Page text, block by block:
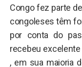
Congo fez parte
congoleses têm
por conta do
recebeu
, em sua maioria